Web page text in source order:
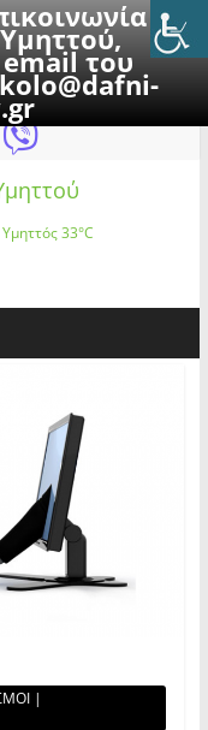
με
email του
2026
Υμηττός33°C
|